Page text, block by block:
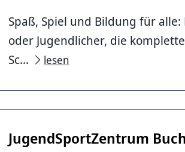
Stahl
Spaß, Spiel und Bildung für
oder Jugendlicher, die
Sc...
lesen
JugendSportZentrum